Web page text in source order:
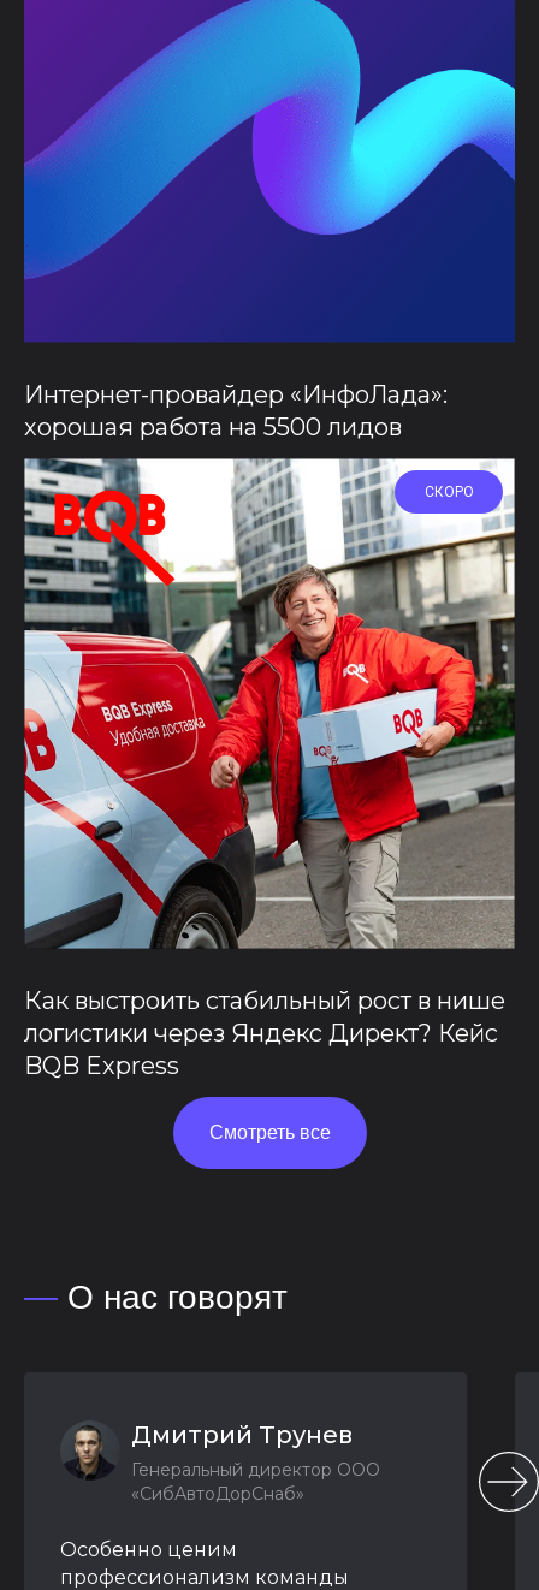
Интернет-провайдер «ИнфоЛада»:
хорошая работа на 5500 лидов
СКОРО
Как выстроить стабильный рост в нише
логистики через Яндекс Директ? Кейс
BQB Express
Смотреть все
— О нас говорят
Дмитрий Трунев
Генеральный директор ООО
«СибАвтоДорСнаб»
Особенно ценим
профессионализм команды